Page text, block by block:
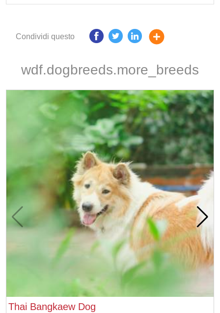
Condividi questo
wdf.dogbreeds.more_breeds
Thai Bangkaew Dog